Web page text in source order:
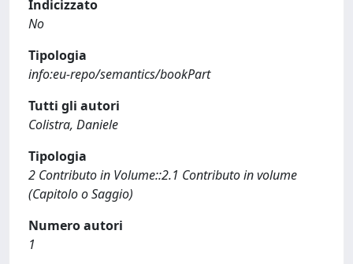
Indicizzato
No
Tipologia
info:eu-repo/semantics/bookPart
Tutti gli autori
Colistra, Daniele
Tipologia
2 Contributo in Volume::2.1 Contributo in volume
(Capitolo o Saggio)
Numero autori
1